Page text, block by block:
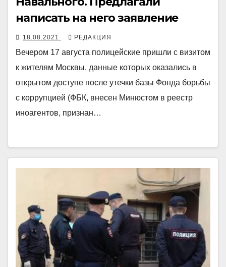
написать на него заявление
18.08.2021 РЕДАКЦИЯ
Вечером 17 августа полицейские пришли с визитом
к жителям Москвы, данные которых оказались в
открытом доступе после утечки базы Фонда борьбы
с коррупцией (ФБК, внесен Минюстом в реестр
иноагентов, признан…